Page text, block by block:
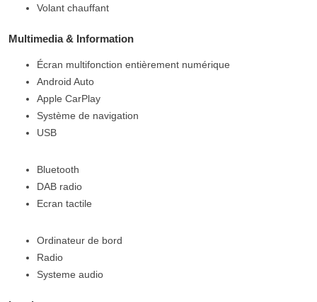
Volant chauffant
Multimedia & Information
Écran multifonction entièrement numérique
Android Auto
Apple CarPlay
Système de navigation
USB
Bluetooth
DAB radio
Ecran tactile
Ordinateur de bord
Radio
Systeme audio